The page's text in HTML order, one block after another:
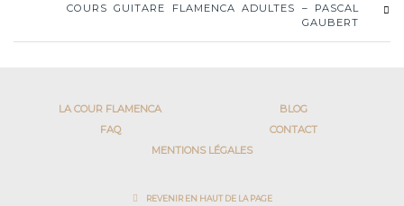
COURS GUITARE FLAMENCA ADULTES – PASCAL
GAUBERT
LA COUR FLAMENCA
BLOG
FAQ
CONTACT
MENTIONS LÉGALES
REVENIR EN HAUT DE LA PAGE